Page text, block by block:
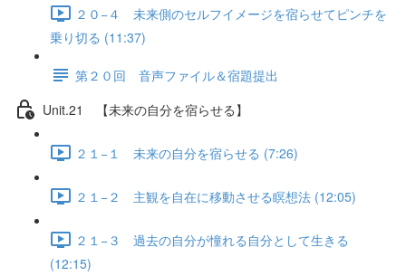
２０−４ 未来側のセルフイメージを宿らせてピンチを
乗り切る (11:37)
第２０回 音声ファイル＆宿題提出
Unit.21 【未来の自分を宿らせる】
２１−１ 未来の自分を宿らせる (7:26)
２１−２ 主観を自在に移動させる瞑想法 (12:05)
２１−３ 過去の自分が憧れる自分として生きる
(12:15)